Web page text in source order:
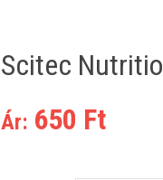
Scitec
Ár: 650 Ft